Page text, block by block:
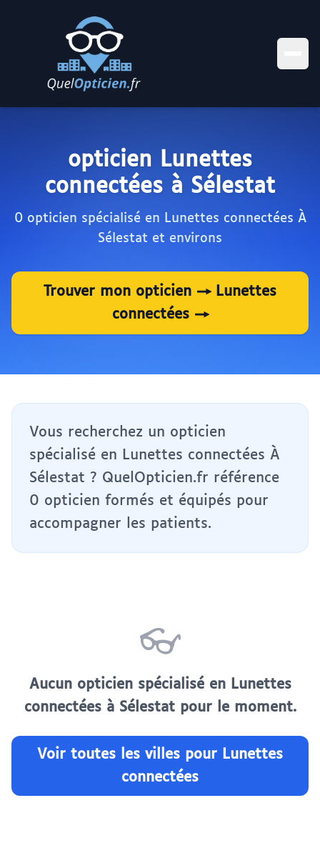
opticien Lunettes
connectées à Sélestat
0 opticien spécialisé en Lunettes connectées À
Sélestat et environs
Trouver mon opticien → Lunettes
connectées →
Vous recherchez un opticien
spécialisé en Lunettes connectées À
Sélestat ? QuelOpticien.fr référence
0 opticien formés et équipés pour
accompagner les patients.
👓
Aucun opticien spécialisé en Lunettes
connectées à Sélestat pour le moment.
Voir toutes les villes pour Lunettes
connectées